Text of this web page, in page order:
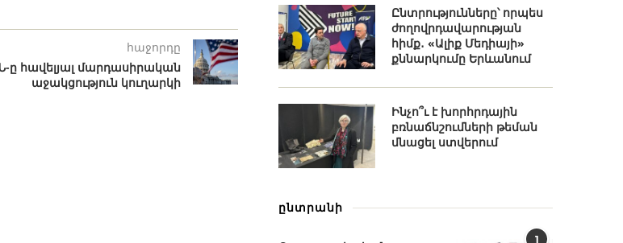
հաջորդը
ը հավելյալ մարդասիրական
աջակցություն կուղարկի
Ընտրությունները՝ որպես
ժողովրդավարության
հիմք․ «Ալիք Մեդիայի»
քննարկումը Երևանում
Ինչո՞ւ է խորհրդային
բռնաճնշումների թեման
մնացել ստվերում
ընտրանի
1